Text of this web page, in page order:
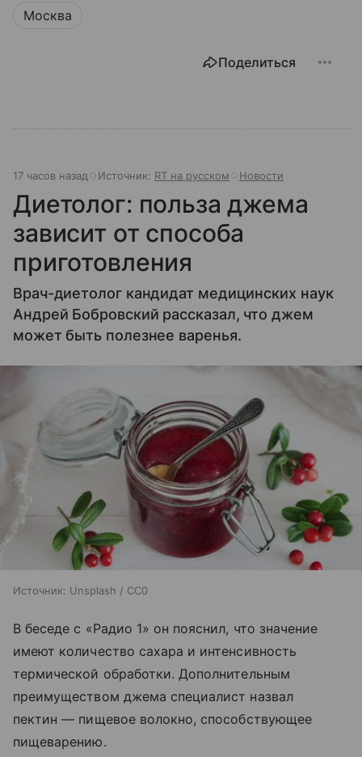
Москва
Поделиться
17 часов назад Источник: RT на русском Новости
Диетолог: польза джема
зависит от способа
приготовления
Врач-диетолог кандидат медицинских наук
Андрей Бобровский рассказал, что джем
может быть полезнее варенья.
Источник: Unsplash / CC0
В беседе с «Радио 1» он пояснил, что значение
имеют количество сахара и интенсивность
термической обработки. Дополнительным
преимуществом джема специалист назвал
пектин — пищевое волокно, способствующее
пищеварению.